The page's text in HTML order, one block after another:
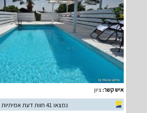
איש קשר:ציון
נמצאו 41 חוות דעת אמיתיות